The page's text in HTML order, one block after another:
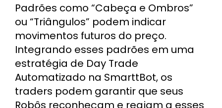
Padrões como “Cabeça e Ombros”
ou “Triângulos” podem indicar
movimentos futuros do preço.
Integrando esses padrões em uma
estratégia de Day Trade
Automatizado na SmarttBot, os
traders podem garantir que seus
Robôs reconheçam e reajam a esses